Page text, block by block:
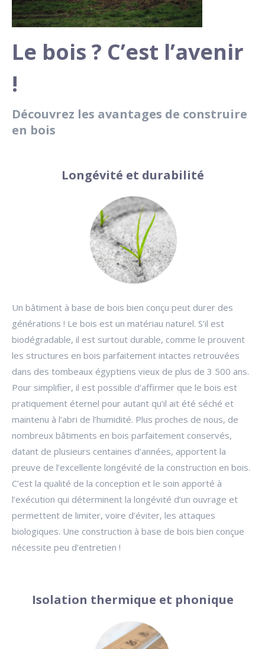
Le bois ? C’est l’avenir
!
Découvrez les avantages de construire
en bois
Longévité et durabilité
Un bâtiment à base de bois bien conçu peut durer des
générations ! Le bois est un matériau naturel. S’il est
biodégradable, il est surtout durable, comme le prouvent
les structures en bois parfaitement intactes retrouvées
dans des tombeaux égyptiens vieux de plus de 3 500 ans.
Pour simplifier, il est possible d’affirmer que le bois est
pratiquement éternel pour autant qu’il ait été séché et
maintenu à l’abri de l’humidité. Plus proches de nous, de
nombreux bâtiments en bois parfaitement conservés,
datant de plusieurs centaines d’années, apportent la
preuve de l’excellente longévité de la construction en bois.
C’est la qualité de la conception et le soin apporté à
l’exécution qui déterminent la longévité d’un ouvrage et
permettent de limiter, voire d’éviter, les attaques
biologiques. Une construction à base de bois bien conçue
nécessite peu d’entretien !
Isolation thermique et phonique